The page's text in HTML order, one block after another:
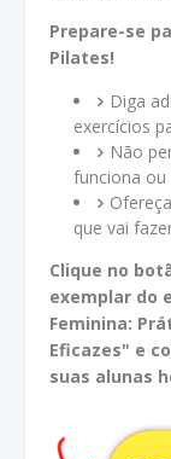
Prepare-se
Pilates!
Diga
exercícios
Não
funciona ou
que vai
Clique no
exemplar do
Feminina:
Eficazes" e
suas alunas